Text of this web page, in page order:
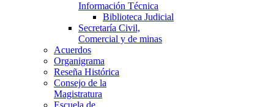
Información Técnica
Biblioteca Judicial
Secretaría Civil,
Comercial y de minas
Acuerdos
Organigrama
Reseña Histórica
Consejo de la
Magistratura
Escuela de